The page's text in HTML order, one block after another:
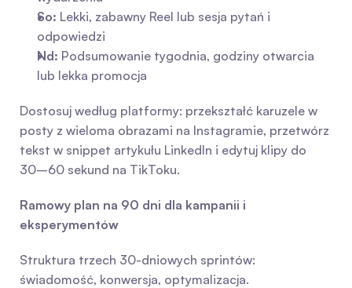
So: Lekki, zabawny Reel lub sesja pytań i
odpowiedzi
Nd: Podsumowanie tygodnia, godziny otwarcia
lub lekka promocja
Dostosuj według platformy: przekształć karuzele w
posty z wieloma obrazami na Instagramie, przetwórz
tekst w snippet artykułu LinkedIn i edytuj klipy do
30–60 sekund na TikToku.
Ramowy plan na 90 dni dla kampanii i
eksperymentów
Struktura trzech 30-dniowych sprintów:
świadomość, konwersja, optymalizacja.